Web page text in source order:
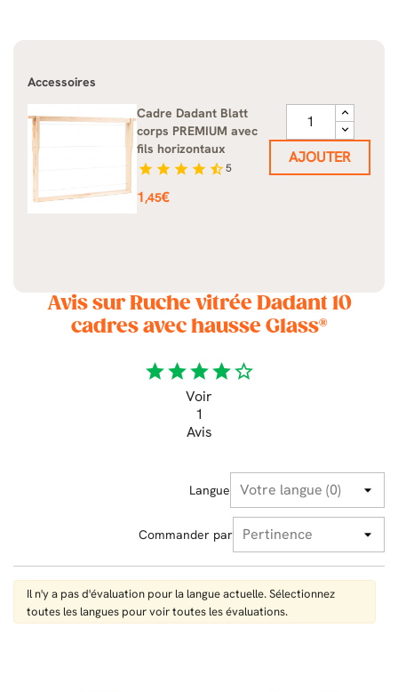
Accessoires
Cadre Dadant Blatt
corps PREMIUM avec
fils horizontaux
star star star star star_half5
Prix
1,45€
AJOUTER
Avis sur Ruche vitrée Dadant 10
cadres avec hausse Glass®
starstarstarstarstar_border
Voir
1
Avis
Langue
Commander par
Il n'y a pas d'évaluation pour la langue actuelle. Sélectionnez
toutes les langues pour voir toutes les évaluations.